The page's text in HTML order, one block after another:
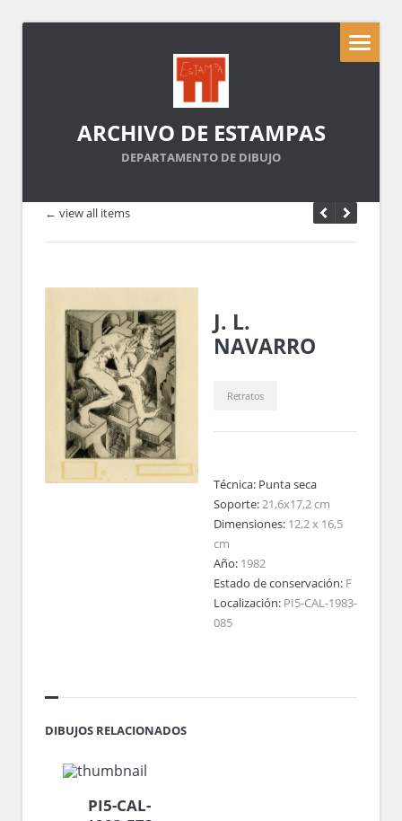
ARCHIVO DE ESTAMPAS
DEPARTAMENTO DE DIBUJO
← view all items
J. L.
NAVARRO
Retratos
Técnica: Punta seca
Soporte:21,6x17,2 cm
Dimensiones: 12,2 x 16,5
cm
Año: 1982
Estado de conservación: F
Localización: PI5-CAL-1983-
085
DIBUJOS RELACIONADOS
PI5-CAL-